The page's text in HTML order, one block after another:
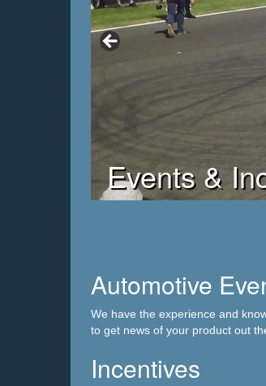
Events &
Automotive
We have the experience and
to get news of your product out
Incentives